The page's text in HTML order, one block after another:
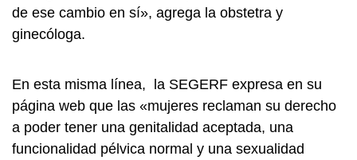
de ese cambio en sí», agrega la obstetra y
ginecóloga.
En esta misma línea, la SEGERF expresa en su
página web que las «mujeres reclaman su derecho
a poder tener una genitalidad aceptada, una
funcionalidad pélvica normal y una sexualidad